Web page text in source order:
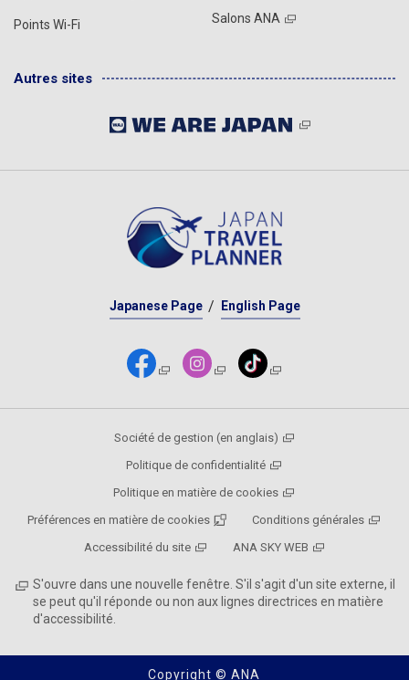
Points Wi-Fi Salons ANA
Autres sites
Japanese Page English Page
Société de gestion (en anglais)
Politique de confidentialité
Politique en matière de cookies
Préférences en matière de cookies
Conditions générales
Accessibilité du site
ANA SKY WEB
S'ouvre dans une nouvelle fenêtre. S'il s'agit d'un site externe, il
se peut qu'il réponde ou non aux lignes directrices en matière
d'accessibilité.
Copyright © ANA